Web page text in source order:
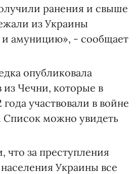
ранения и свыше
из Украины
амуницию», - сообщает
опубликовала
из Чечни, которые в
участвовали в войне
Список можно увидеть
что за преступления
Украины все